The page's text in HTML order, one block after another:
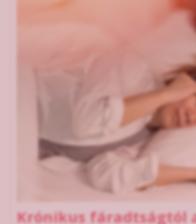
Krónikus fáradtságtól